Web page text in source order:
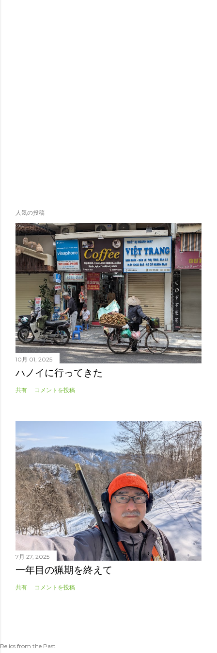
人気の投稿
10月 01, 2025
ハノイに行ってきた
共有 コメントを投稿
7月 27, 2025
一年目の猟期を終えて
共有 コメントを投稿
Relics from the Past